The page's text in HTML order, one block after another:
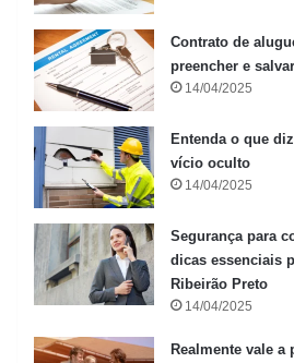
Contrato de
preencher e
14/04/2025
Entenda o que
vício oculto
14/04/2025
​Segurança para
dicas essenciais
Ribeirão Preto​
14/04/2025
Realmente vale a